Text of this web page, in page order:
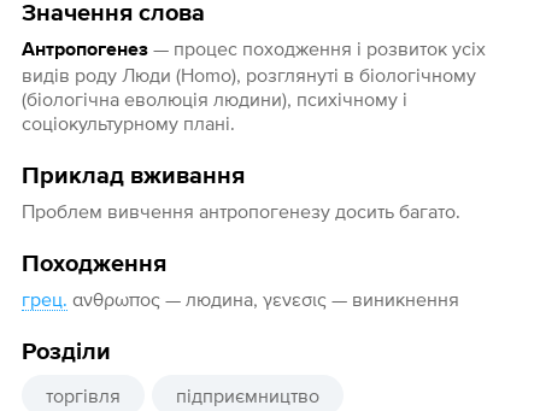
Значення слова
Антропогенез— процес походження і розвиток усіх
видів роду Люди (Homo), розглянуті в біологічному
(біологічна еволюція людини), психічному і
соціокультурному плані.
Приклад вживання
Проблем вивчення антропогенезу досить багато.
Походження
грец. ανθρωπος — людина, γενεσις — виникнення
Розділи
торгівля підприємництво